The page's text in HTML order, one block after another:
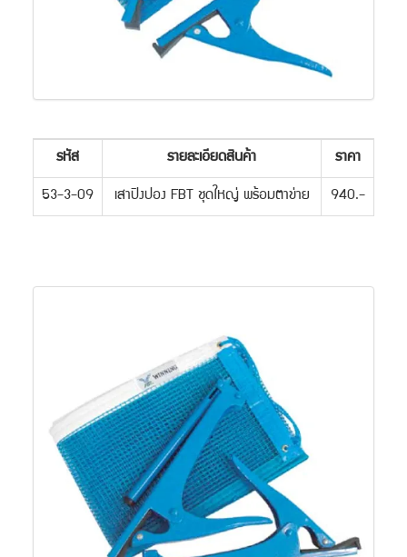
รหัส รายละเอียดสินค้า ราคา
53-3-09 เสาปิงปอง FBT ชุดใหญ่ พร้อมตาข่าย 940.-